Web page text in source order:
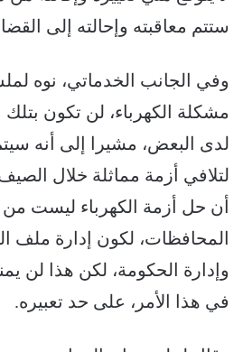
ستتم معاقبته وإحالته إلى
وفي الجانب الخدماتي، نوه
مشكلة الكهرباء، لن تكون
لدى البعض، مشيرا إلى أنه
لتلافي أزمة مماثلة خلال الصيف
أن حل أزمة الكهرباء ليست
المحافظات، لكون إدارة ملف
وإدارة الحكومة، لكن هذا لن
في هذا الأمر، على حد تعبيره.